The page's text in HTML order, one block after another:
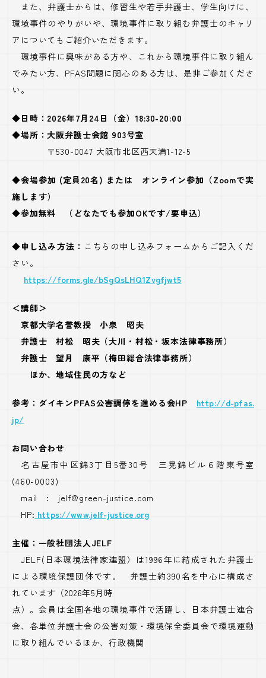
また、弁護士からは、修習生や若手弁護士、学生向けに、
環境事件のやりがいや、環境事件に取り組む弁護士のキャリ
アについてもご紹介いただきます。
環境事件に興味がある方や、これから環境事件に取り組ん
でみたい方、PFAS問題に関心のある方は、是非ご参加くださ
い。
◆日時：2026年7月24日（金）18:30-20:00
◆場所：大阪弁護士会館 903号室
〒530-0047 大阪市北区西天満1-12-5
◆会場参加 (定員20名) または オンライン参加（Zoomで実
施します）
◆参加無料 （どなたでも参加OKです/要申込）
◆申し込み方法： こちらの申し込みフォームからご記入くだ
さい。
https://forms.gle/bSgQsLHQ1Zvgfjwt5
＜講師＞
京都大学名誉教授 小泉 昭夫
弁護士 村松 昭夫（大川・村松・坂本法律事務所）
弁護士 望月 康平（梅田総合法律事務所）
ほか、地域住民の方など
参考：ダイキンPFAS公害調停を進める会HP
http://d-pfas.
jp/
お問い合わせ
名古屋市中区錦3丁目5番30号 三晃錦ビル６階東号室
(460-0003)
mail : jelf@green-justice.com
HP: https://www.jelf-justice.org
主催：一般社団法人JELF
JELF(日本環境法律家連盟）は1996年に結成された弁護士
による環境保護団体です。 弁護士約390名を中心に構成さ
れています（2026年5月時
点）。会員は全国各地の環境事件で活躍し、日本弁護士連合
会、各単位弁護士会の公害対策・環境保全委員会で環境運動
に取り組んでいるほか、行政機関